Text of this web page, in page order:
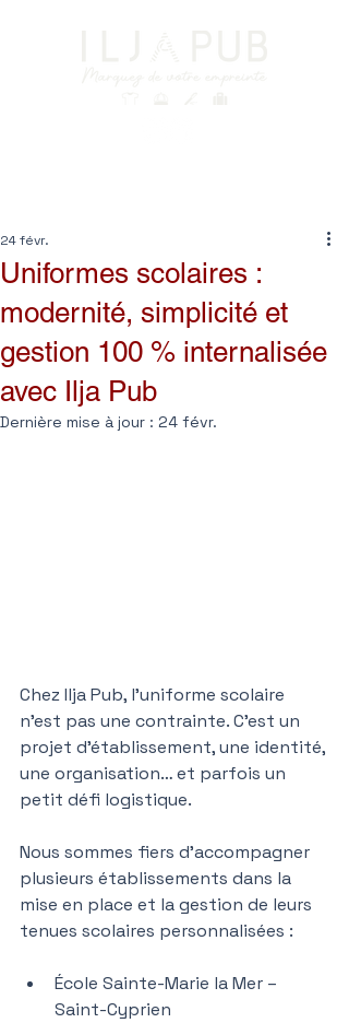
Uniformes scolaires :
modernité, simplicité et
gestion 100 % internalisée
avec Ilja Pub
24 févr.
Dernière mise à jour : 24 févr.
Chez Ilja Pub, l’uniforme scolaire
n’est pas une contrainte. C’est un
projet d’établissement, une identité,
une organisation… et parfois un
petit défi logistique.
Nous sommes fiers d’accompagner
plusieurs établissements dans la
mise en place et la gestion de leurs
tenues scolaires personnalisées :
École Sainte-Marie la Mer –
Saint-Cyprien